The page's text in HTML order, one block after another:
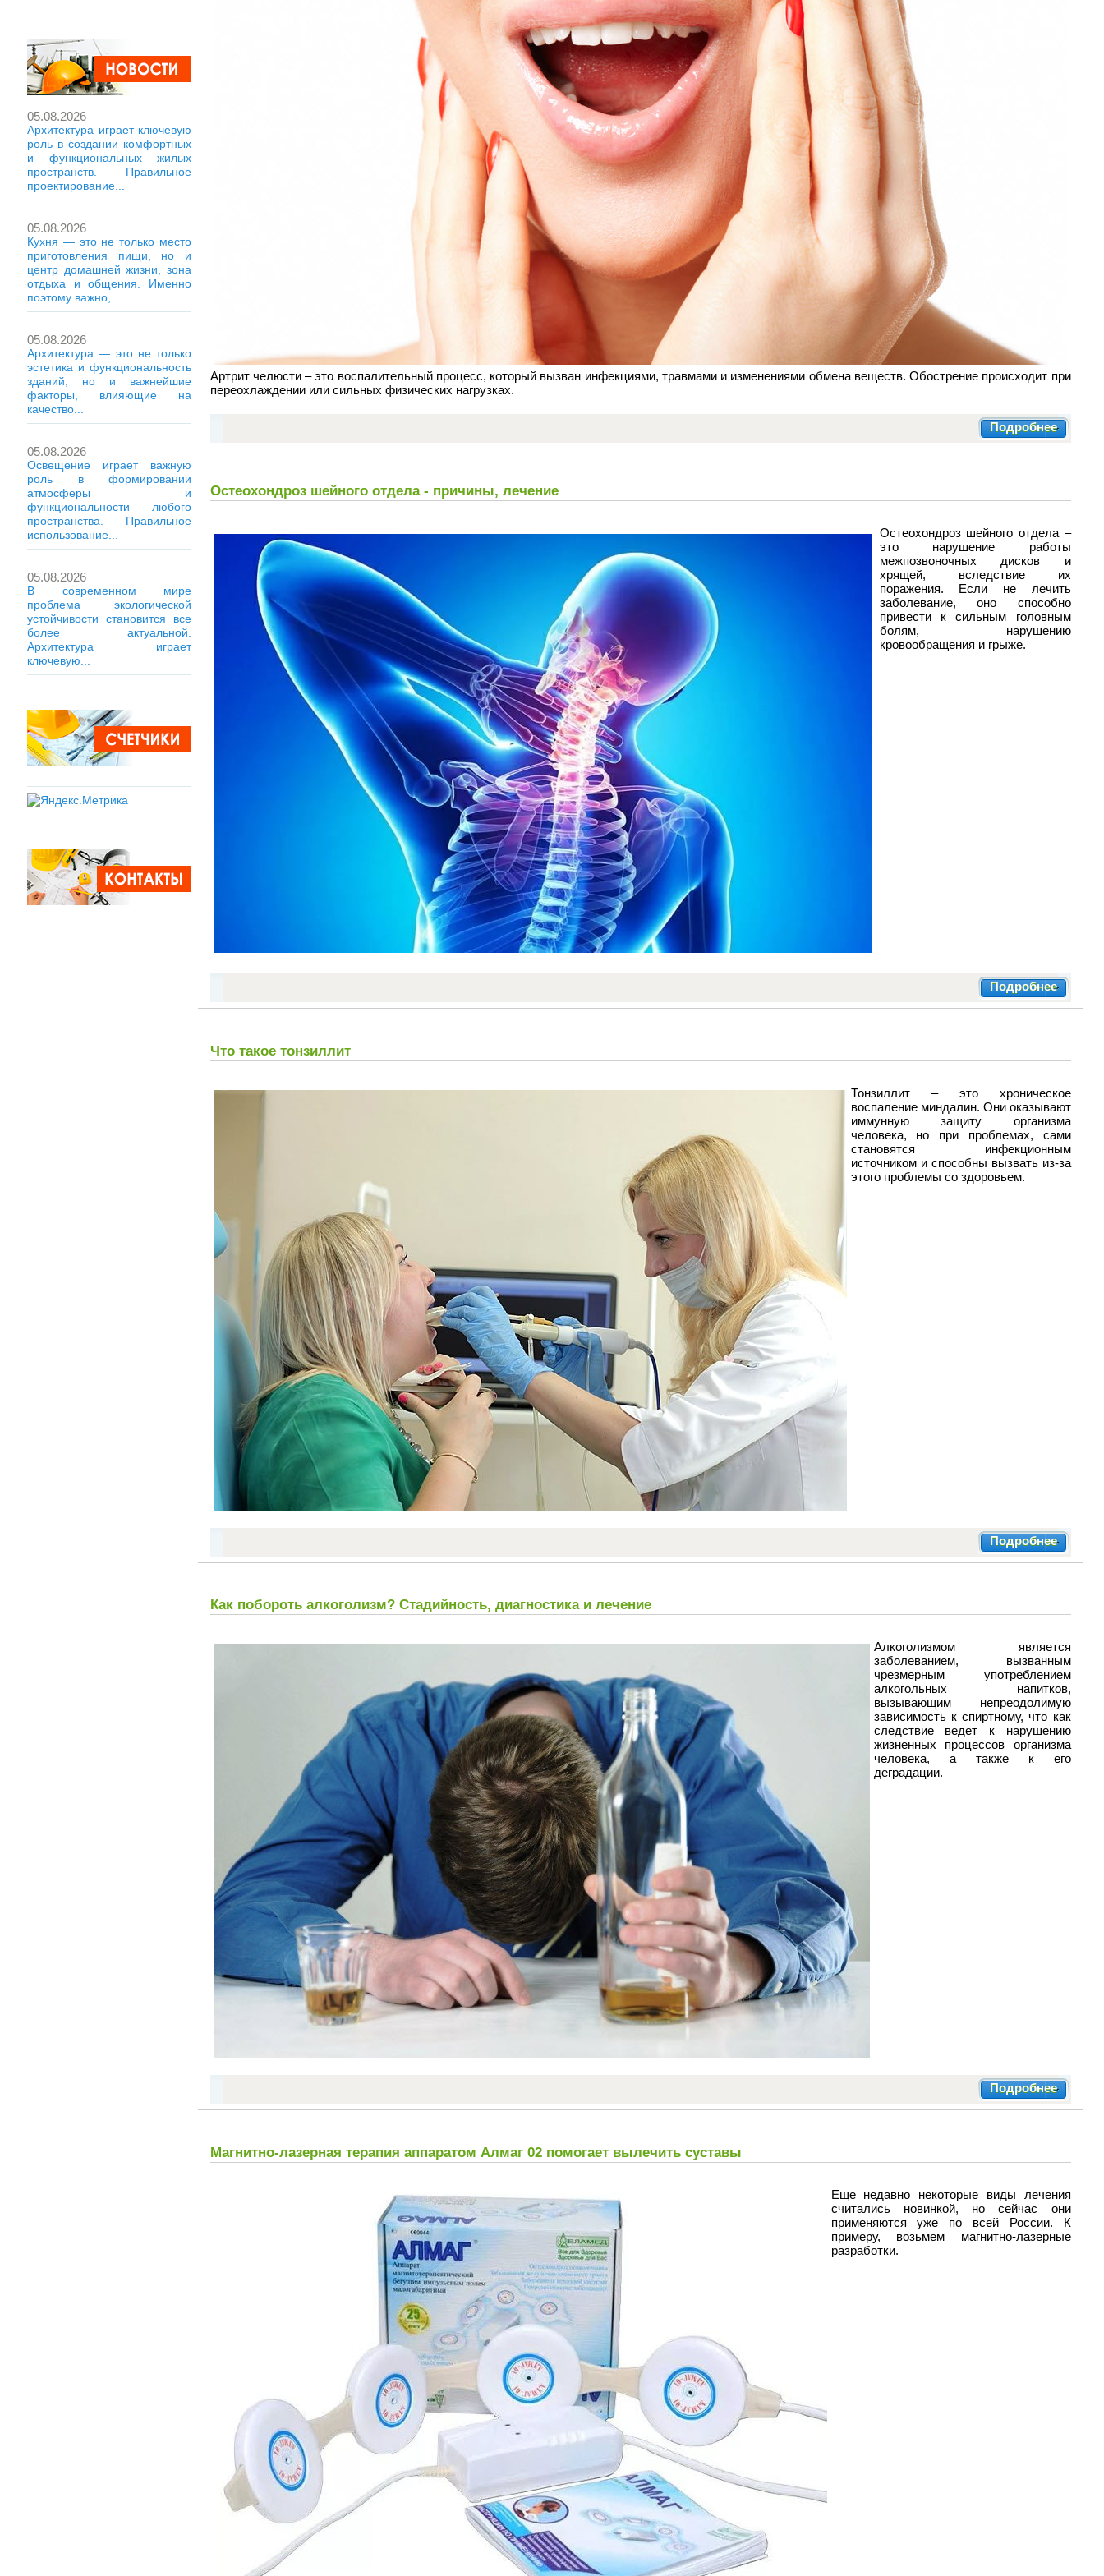
05.08.2026
Архитектура играет ключевую
роль в создании комфортных
и функциональных жилых
пространств. Правильное
проектирование...
05.08.2026
Кухня — это не только место
приготовления пищи, но и
центр домашней жизни, зона
отдыха и общения. Именно
поэтому важно,...
05.08.2026
Архитектура — это не только
эстетика и функциональность
зданий, но и важнейшие
факторы, влияющие на
качество...
05.08.2026
Освещение играет важную
роль в формировании
атмосферы и
функциональности любого
пространства. Правильное
использование...
05.08.2026
В современном мире
проблема экологической
устойчивости становится все
более актуальной.
Архитектура играет
ключевую...
Артрит челюсти – это воспалительный процесс, который вызван инфекциями, травмами и изменениями обмена веществ. Обострение происходит при
переохлаждении или сильных физических нагрузках.
Подробнее
Остеохондроз шейного отдела - причины, лечение
Остеохондроз шейного отдела –
это нарушение работы
межпозвоночных дисков и
хрящей, вследствие их
поражения. Если не лечить
заболевание, оно способно
привести к сильным головным
болям, нарушению
кровообращения и грыже.
Подробнее
Что такое тонзиллит
Тонзиллит – это хроническое
воспаление миндалин. Они оказывают
иммунную защиту организма
человека, но при проблемах, сами
становятся инфекционным
источником и способны вызвать из-за
этого проблемы со здоровьем.
Подробнее
Как побороть алкоголизм? Стадийность, диагностика и лечение
Алкоголизмом является
заболеванием, вызванным
чрезмерным употреблением
алкогольных напитков,
вызывающим непреодолимую
зависимость к спиртному, что как
следствие ведет к нарушению
жизненных процессов организма
человека, а также к его
деградации.
Подробнее
Магнитно-лазерная терапия аппаратом Алмаг 02 помогает вылечить суставы
Еще недавно некоторые виды лечения
считались новинкой, но сейчас они
применяются уже по всей России. К
примеру, возьмем магнитно-лазерные
разработки.